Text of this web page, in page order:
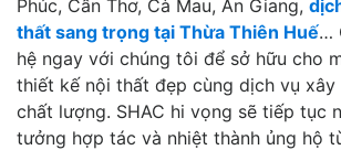
Phúc, Cần Thơ, Cà Mau, An Giang,
thất sang trọng tại Thừa Thiên Huế…
hệ ngay với chúng tôi để sở hữu cho
thiết kế nội thất đẹp cùng dịch vụ xây
chất lượng. SHAC hi vọng sẽ tiếp tục
tưởng hợp tác và nhiệt thành ủng hộ